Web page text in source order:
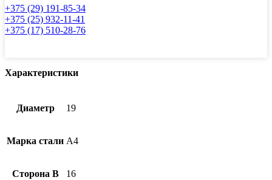
814069
19
мм
+375 (29) 191-85-34
+375 (25) 932-11-41
+375 (17) 510-28-76
Характеристики
Диаметр 19
Марка стали А4
Сторона B 16